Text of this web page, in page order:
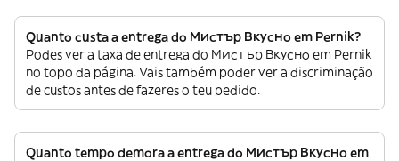
Quanto custa a entrega do Мистър Вкусно em Pernik?
Podes ver a taxa de entrega do Мистър Вкусно em Pernik
no topo da página. Vais também poder ver a discriminação
de custos antes de fazeres o teu pedido.
Quanto tempo demora a entrega do Мистър Вкусно em